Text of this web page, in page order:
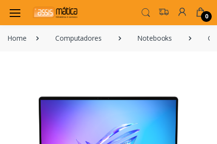
0
Home Computadores Notebooks